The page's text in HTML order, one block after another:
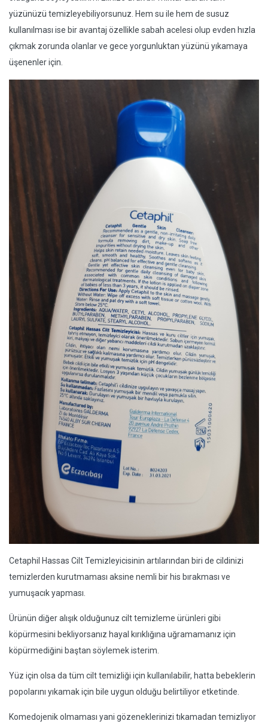
yüzünüzü temizleyebiliyorsunuz. Hem su ile hem de susuz
kullanılması ise bir avantaj özellikle sabah acelesi olup evden hızla
çıkmak zorunda olanlar ve gece yorgunluktan yüzünü yıkamaya
üşenenler için.
Cetaphil Hassas Cilt Temizleyicisinin artılarından biri de cildinizi
temizlerden kurutmaması aksine nemli bir his bırakması ve
yumuşacık yapması.
Ürünün diğer alışık olduğunuz cilt temizleme ürünleri gibi
köpürmesini bekliyorsanız hayal kırıklığına uğramamanız için
köpürmediğini baştan söylemek isterim.
Yüz için olsa da tüm cilt temizliği için kullanılabilir, hatta bebeklerin
popolarını yıkamak için bile uygun olduğu belirtiliyor etketinde.
Komedojenik olmaması yani gözeneklerinizi tıkamadan temizliyor